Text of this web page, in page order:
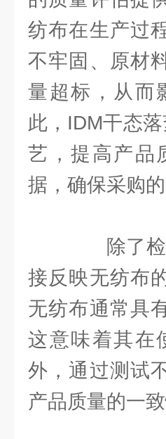
纺布在生产过
不牢固、原材
量超标，从而
此，IDM干态
艺，提高产品
据，确保采购
除了检
接反映无纺布
无纺布通常具
这意味着其在
外，通过测试
产品质量的一